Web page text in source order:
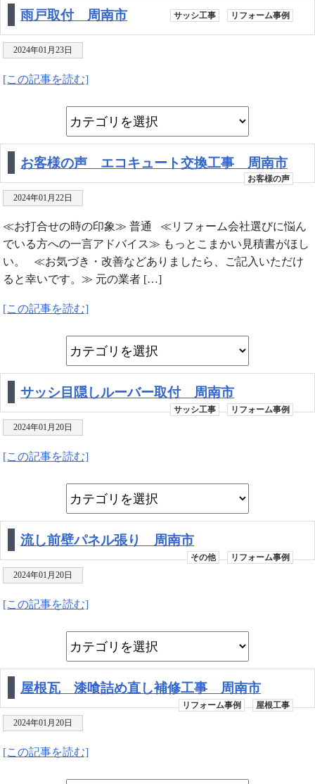
雨戸取付 周南市 サッシ工事 リフォーム事例
2024年01月23日
[この記事を読む]
お客様の声 エコキュート交換工事 周南市
お客様の声
2024年01月22日
≪お打合せの時の印象≫ 普通 ≪リフォーム会社選びに悩ん
でいる方への一言アドバイス≫ もっとこまかい見積書がほし
い。 ≪お気づき・改善などありましたら、ご記入いただけ
ると幸いです。≫ 元の業者 […]
[この記事を読む]
サッシ目隠しルーバー取付 周南市
サッシ工事 リフォーム事例
2024年01月20日
[この記事を読む]
流し前壁パネル張り 周南市
その他 リフォーム事例
2024年01月20日
[この記事を読む]
屋根瓦 漆喰詰め直し補修工事 周南市
リフォーム事例 屋根工事
2024年01月20日
[この記事を読む]